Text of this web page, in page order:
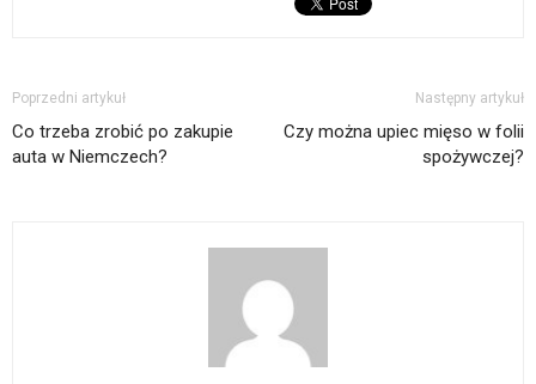
Poprzedni artykuł
Co trzeba zrobić po zakupie
auta w Niemczech?
Następny artykuł
Czy można upiec mięso w folii
spożywczej?